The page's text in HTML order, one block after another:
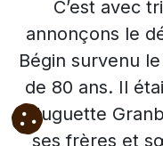
C’est avec
annonçons le
Bégin survenu
de 80 ans. Il
Huguette
ses frères et